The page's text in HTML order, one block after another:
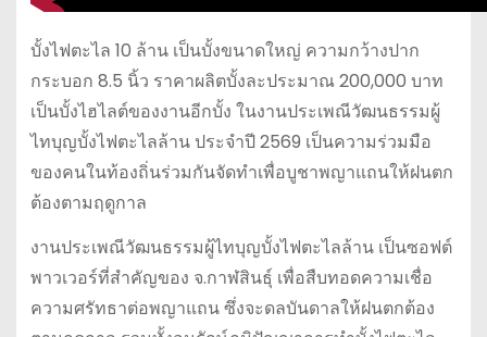
บั้งไฟตะไล 10 ล้าน เป็นบั้งขนาดใหญ่ ความกว้างปาก
กระบอก 8.5 นิ้ว ราคาผลิตบั้งละประมาณ 200,000 บาท
เป็นบั้งไฮไลต์ของงานอีกบั้ง ในงานประเพณีวัฒนธรรมผู้
ไทบุญบั้งไฟตะไลล้าน ประจำปี 2569 เป็นความร่วมมือ
ของคนในท้องถิ่นร่วมกันจัดทำเพื่อบูชาพญาแถนให้ฝนตก
ต้องตามฤดูกาล
งานประเพณีวัฒนธรรมผู้ไทบุญบั้งไฟตะไลล้าน เป็นซอฟต์
พาวเวอร์ที่สำคัญของ จ.กาฬสินธุ์ เพื่อสืบทอดความเชื่อ
ความศรัทธาต่อพญาแถน ซึ่งจะดลบันดาลให้ฝนตกต้อง